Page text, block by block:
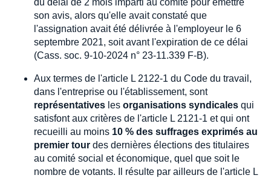
du délai de 2 mois imparti au comité pour émettre
son avis, alors qu'elle avait constaté que
l'assignation avait été délivrée à l'employeur le 6
septembre 2021, soit avant l'expiration de ce délai
(Cass. soc. 9-10-2024 n° 23-11.339 F-B).
Aux termes de l'article L 2122-1 du Code du travail,
dans l'entreprise ou l'établissement, sont
représentatives les organisations syndicales qui
satisfont aux critères de l'article L 2121-1 et qui ont
recueilli au moins 10 % des suffrages exprimés au
premier tour des dernières élections des titulaires
au comité social et économique, quel que soit le
nombre de votants. Il résulte par ailleurs de l'article L